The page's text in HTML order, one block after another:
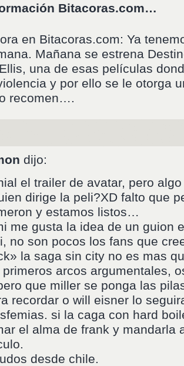
Bitacoras.com…
en Bitacoras.com: Ya
Mañana se estrena
una de esas películas
y por ello se le otorga
recomen….
dijo:
el trailer de avatar, pero
dirige la peli?XD falto que
y estamos listos…
me gusta la idea de un guion
no son pocos los fans que
la saga sin city no es mas
primeros arcos argumentales,
que miller se ponga las
recordar o will eisner lo
si la caga con hard
el alma de frank y mandarla
desde chile.